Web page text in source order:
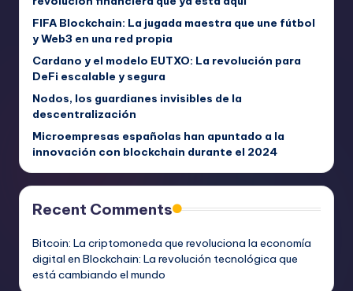
FIFA Blockchain: La jugada maestra que une fútbol
y Web3 en una red propia
Cardano y el modelo EUTXO: La revolución para
DeFi escalable y segura
Nodos, los guardianes invisibles de la
descentralización
Microempresas españolas han apuntado a la
innovación con blockchain durante el 2024
Recent Comments
Bitcoin: La criptomoneda que revoluciona la economía
digital en Blockchain: La revolución tecnológica que
está cambiando el mundo